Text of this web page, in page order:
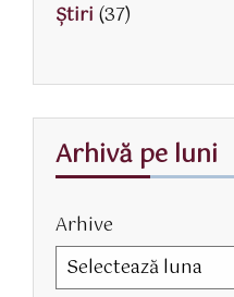
Știri (37)
Arhivă pe luni
Arhive